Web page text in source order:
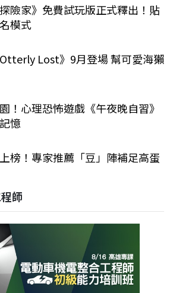
險家》免費試玩版正式釋出！貼
模式
Lost》9月登場 幫可愛海獺
！心理恐怖遊戲《午夜晚自習》
憶
榜！專家推薦「豆」陣補足高蛋
師